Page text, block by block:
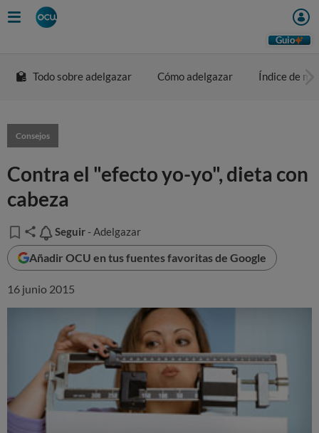
Guio
Todo sobre adelgazar Cómo adelgazar Índice de
Consejos
Contra el "efecto yo-yo", dieta con
cabeza
Seguir
Seguir - Adelgazar
Añadir OCU en tus fuentes favoritas de Google
16 junio 2015